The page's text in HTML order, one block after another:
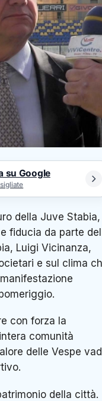
su Google
della Juve Stabia,
fiducia da parte del
, Luigi Vicinanza,
e sul clima
con forza la
comunità
delle Vespe
della città.